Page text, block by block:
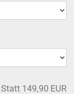
Statt 149,90 EUR